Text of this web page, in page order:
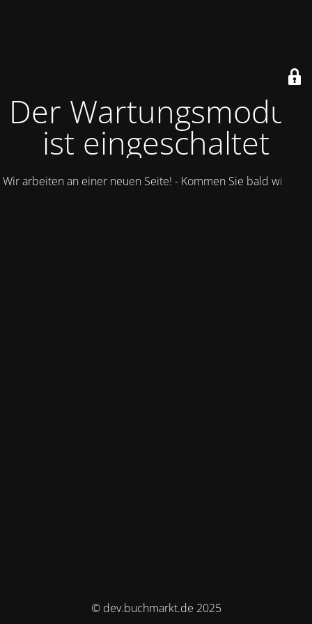
Der Wartungsmodus
ist eingeschaltet
Wir arbeiten an einer neuen Seite! - Kommen Sie bald wieder.
© dev.buchmarkt.de 2025